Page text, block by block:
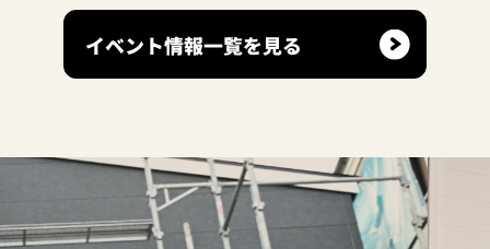
イベント情報一覧を見る